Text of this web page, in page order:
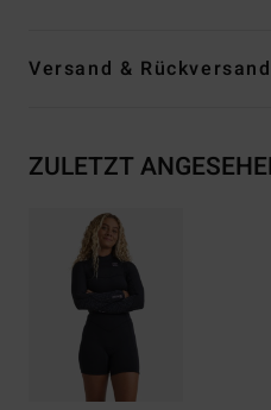
Versand & Rückversand
ZULETZT